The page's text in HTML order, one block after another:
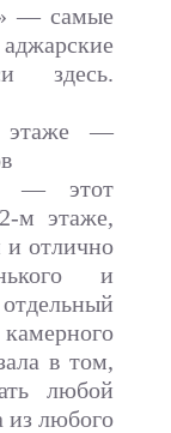
— самые
здесь.
этаже —
— этот
м этаже,
и отлично
и
в том,
любой
из любого